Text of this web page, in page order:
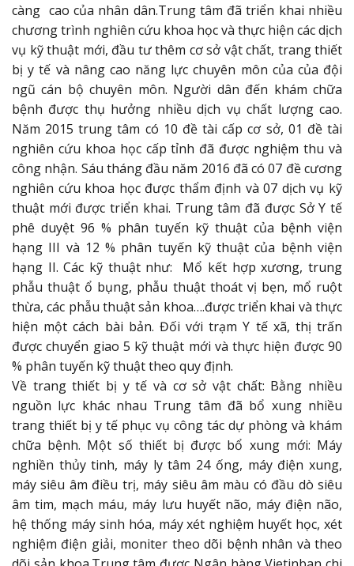
càng cao của nhân dân.Trung tâm đã triển khai nhiều
chương trình nghiên cứu khoa học và thực hiện các dịch
vụ kỹ thuật mới, đầu tư thêm cơ sở vật chất, trang thiết
bị y tế và nâng cao năng lực chuyên môn của của đội
ngũ cán bộ chuyên môn. Người dân đến khám chữa
bệnh được thụ hưởng nhiều dịch vụ chất lượng cao.
Năm 2015 trung tâm có 10 đề tài cấp cơ sở, 01 đề tài
nghiên cứu khoa học cấp tỉnh đã được nghiệm thu và
công nhận. Sáu tháng đầu năm 2016 đã có 07 đề cương
nghiên cứu khoa học được thẩm định và 07 dịch vụ kỹ
thuật mới được triển khai. Trung tâm đã được Sở Y tế
phê duyệt 96 % phân tuyến kỹ thuật của bệnh viện
hạng III và 12 % phân tuyến kỹ thuật của bệnh viện
hạng II. Các kỹ thuật như: Mổ kết hợp xương, trung
phẫu thuật ổ bụng, phẫu thuật thoát vị bẹn, mổ ruột
thừa, các phẫu thuật sản khoa….được triển khai và thực
hiện một cách bài bản. Đối với trạm Y tế xã, thị trấn
được chuyển giao 5 kỹ thuật mới và thực hiện được 90
% phân tuyến kỹ thuật theo quy định.
Về trang thiết bị y tế và cơ sở vật chất: Bằng nhiều
nguồn lực khác nhau Trung tâm đã bổ xung nhiều
trang thiết bị y tế phục vụ công tác dự phòng và khám
chữa bệnh. Một số thiết bị được bổ xung mới: Máy
nghiền thủy tinh, máy ly tâm 24 ống, máy điện xung,
máy siêu âm điều trị, máy siêu âm màu có đầu dò siêu
âm tim, mạch máu, máy lưu huyết não, máy điện não,
hệ thống máy sinh hóa, máy xét nghiệm huyết học, xét
nghiệm điện giải, moniter theo dõi bệnh nhân và theo